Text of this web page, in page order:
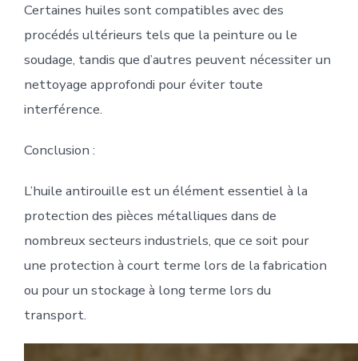
Certaines huiles sont compatibles avec des
procédés ultérieurs tels que la peinture ou le
soudage, tandis que d’autres peuvent nécessiter un
nettoyage approfondi pour éviter toute
interférence.
Conclusion :
L’huile antirouille est un élément essentiel à la
protection des pièces métalliques dans de
nombreux secteurs industriels, que ce soit pour
une protection à court terme lors de la fabrication
ou pour un stockage à long terme lors du
transport.